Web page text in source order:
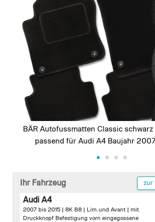
images
gallery
BÄR Autofussmatten Classic
passend für Audi A4 Baujahr
beginning
Ihr Fahrzeug zur
Audi A4
2007 bis 2015 | 8K B8 | Lim. und Avant | mit
Druckknopf Befestigung vorn eingegossene